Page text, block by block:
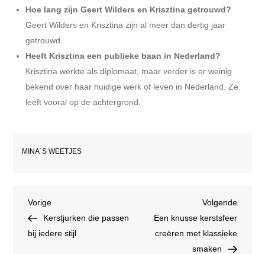
Hoe lang zijn Geert Wilders en Krisztina getrouwd?
Geert Wilders en Krisztina zijn al meer dan dertig jaar
getrouwd.
Heeft Krisztina een publieke baan in Nederland?
Krisztina werkte als diplomaat, maar verder is er weinig
bekend over haar huidige werk of leven in Nederland. Ze
leeft vooral op de achtergrond.
MINA´S WEETJES
Bericht
navigatie
Vorig
bericht
Vorige
Kerstjurken die passen
bij iedere stijl
bericht
Volgende
Een knusse kerstsfeer
creëren met klassieke
smaken